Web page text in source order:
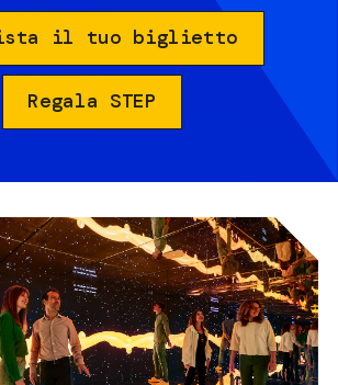
il tuo biglietto
Regala STEP